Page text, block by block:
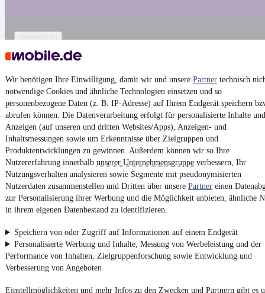
Wir benötigen Ihre Einwilligung, damit wir und unsere Partner technisch
notwendige Cookies und ähnliche Technologien einsetzen und so
personenbezogene Daten (z. B. IP-Adresse) auf Ihrem Endgerät speichern
abrufen können. Die Datenverarbeitung erfolgt für personalisierte Inhalte und
Anzeigen (auf unseren und dritten Websites/Apps), Anzeigen- und
Inhaltsmessungen sowie um Erkenntnisse über Zielgruppen und
Produktentwicklungen zu gewinnen. Außerdem können wir so Ihre
Nutzererfahrung innerhalb unserer Unternehmensgruppe verbessern, Ihr
Nutzungsverhalten analysieren sowie Segmente mit pseudonymisierten
Nutzerdaten zusammenstellen und Dritten über unsere Partner einen
zur Personalisierung ihrer Werbung und die Möglichkeit anbieten, ähnliche
in ihrem eigenen Datenbestand zu identifizieren.
Speichern von oder Zugriff auf Informationen auf einem Endgerät
Personalisierte Werbung und Inhalte, Messung von Werbeleistung und der
Performance von Inhalten, Zielgruppenforschung sowie Entwicklung und
Verbesserung von Angeboten
Einstellmöglichkeiten und mehr Infos zu den Zwecken und Partnern gibt es
Impressum
AGB
Datenschutz
Datenschutzeinstellungen
Erklärung zur Barrierefreiheit
Report Security Vulnerability (English)
Powered by
Weitere Fahrzeuge gibt es auf mobile.de, dem Marktplatz für